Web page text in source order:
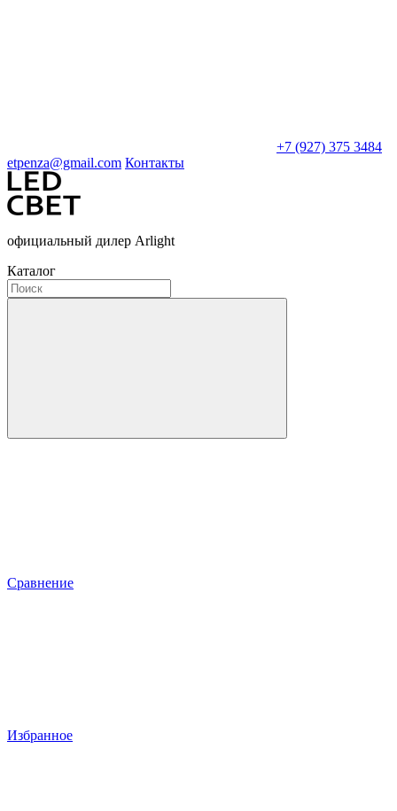
+7 (927) 375 3484
etpenza@gmail.com Контакты
официальный дилер Arlight
Каталог
Сравнение
Избранное